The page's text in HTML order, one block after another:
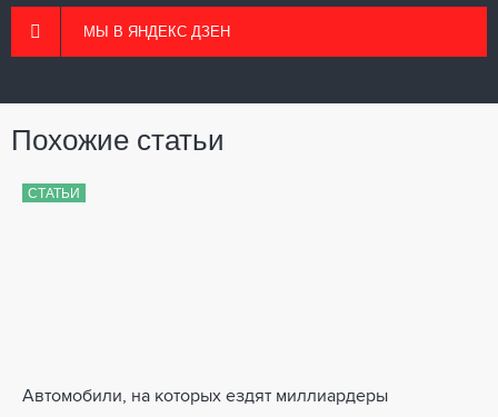
МЫ В ЯНДЕКС ДЗЕН
Похожие статьи
СТАТЬИ
Автомобили, на которых ездят миллиардеры